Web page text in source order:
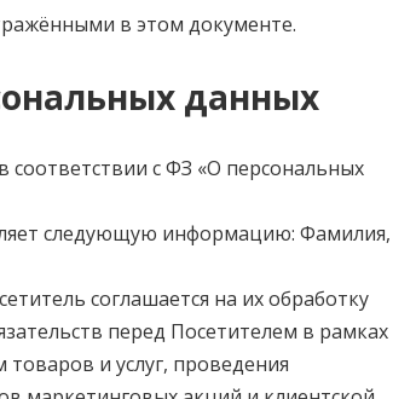
в этом документе.
данных
соответствии с ФЗ «О персональных
следующую информацию: Фамилия,
соглашается на их обработку
перед Посетителем в рамках
и услуг, проведения